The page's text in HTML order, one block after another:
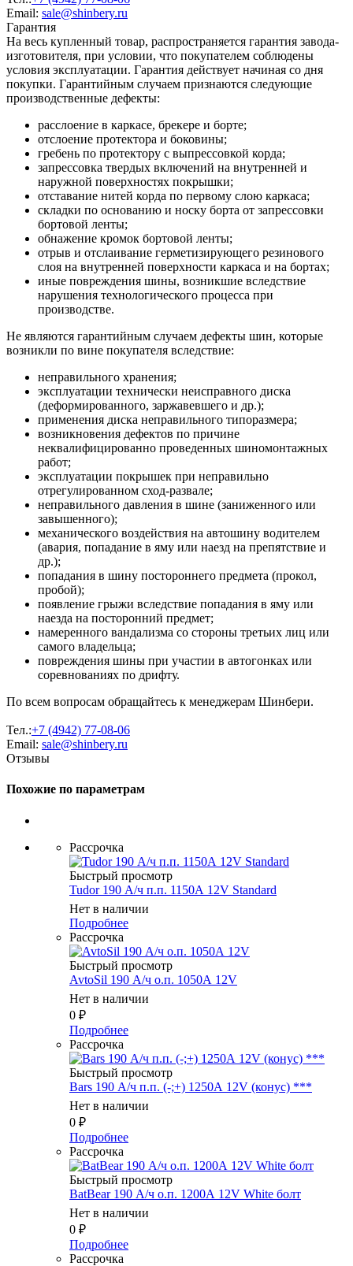
Email: sale@shinbery.ru
Гарантия
На весь купленный товар, распространяется гарантия завода-
изготовителя, при условии, что покупателем соблюдены
условия эксплуатации. Гарантия действует начиная со дня
покупки. Гарантийным случаем признаются следующие
производственные дефекты:
расслоение в каркасе, брекере и борте;
отслоение протектора и боковины;
гребень по протектору с выпрессовкой корда;
запрессовка твердых включений на внутренней и
наружной поверхностях покрышки;
отставание нитей корда по первому слою каркаса;
складки по основанию и носку борта от запрессовки
бортовой ленты;
обнажение кромок бортовой ленты;
отрыв и отслаивание герметизирующего резинового
слоя на внутренней поверхности каркаса и на бортах;
иные повреждения шины, возникшие вследствие
нарушения технологического процесса при
производстве.
Не являются гарантийным случаем дефекты шин, которые
возникли по вине покупателя вследствие:
неправильного хранения;
эксплуатации технически неисправного диска
(деформированного, заржавевшего и др.);
применения диска неправильного типоразмера;
возникновения дефектов по причине
неквалифицированно проведенных шиномонтажных
работ;
эксплуатации покрышек при неправильно
отрегулированном сход-развале;
неправильного давления в шине (заниженного или
завышенного);
механического воздействия на автошину водителем
(авария, попадание в яму или наезд на препятствие и
др.);
попадания в шину постороннего предмета (прокол,
пробой);
появление грыжи вследствие попадания в яму или
наезда на посторонний предмет;
намеренного вандализма со стороны третьих лиц или
самого владельца;
повреждения шины при участии в автогонках или
соревнованиях по дрифту.
По всем вопросам обращайтесь к менеджерам Шинбери.
Тел.:+7 (4942) 77-08-06
Email: sale@shinbery.ru
Отзывы
Похожие по параметрам
Рассрочка
Быстрый просмотр
Tudor 190 А/ч п.п. 1150А 12V Standard
Нет в наличии
Подробнее
Рассрочка
Быстрый просмотр
AvtoSil 190 А/ч о.п. 1050А 12V
Нет в наличии
0 ₽
Подробнее
Рассрочка
Быстрый просмотр
Bars 190 А/ч п.п. (-;+) 1250А 12V (конус) ***
Нет в наличии
0 ₽
Подробнее
Рассрочка
Быстрый просмотр
BatBear 190 А/ч о.п. 1200А 12V White болт
Нет в наличии
0 ₽
Подробнее
Рассрочка